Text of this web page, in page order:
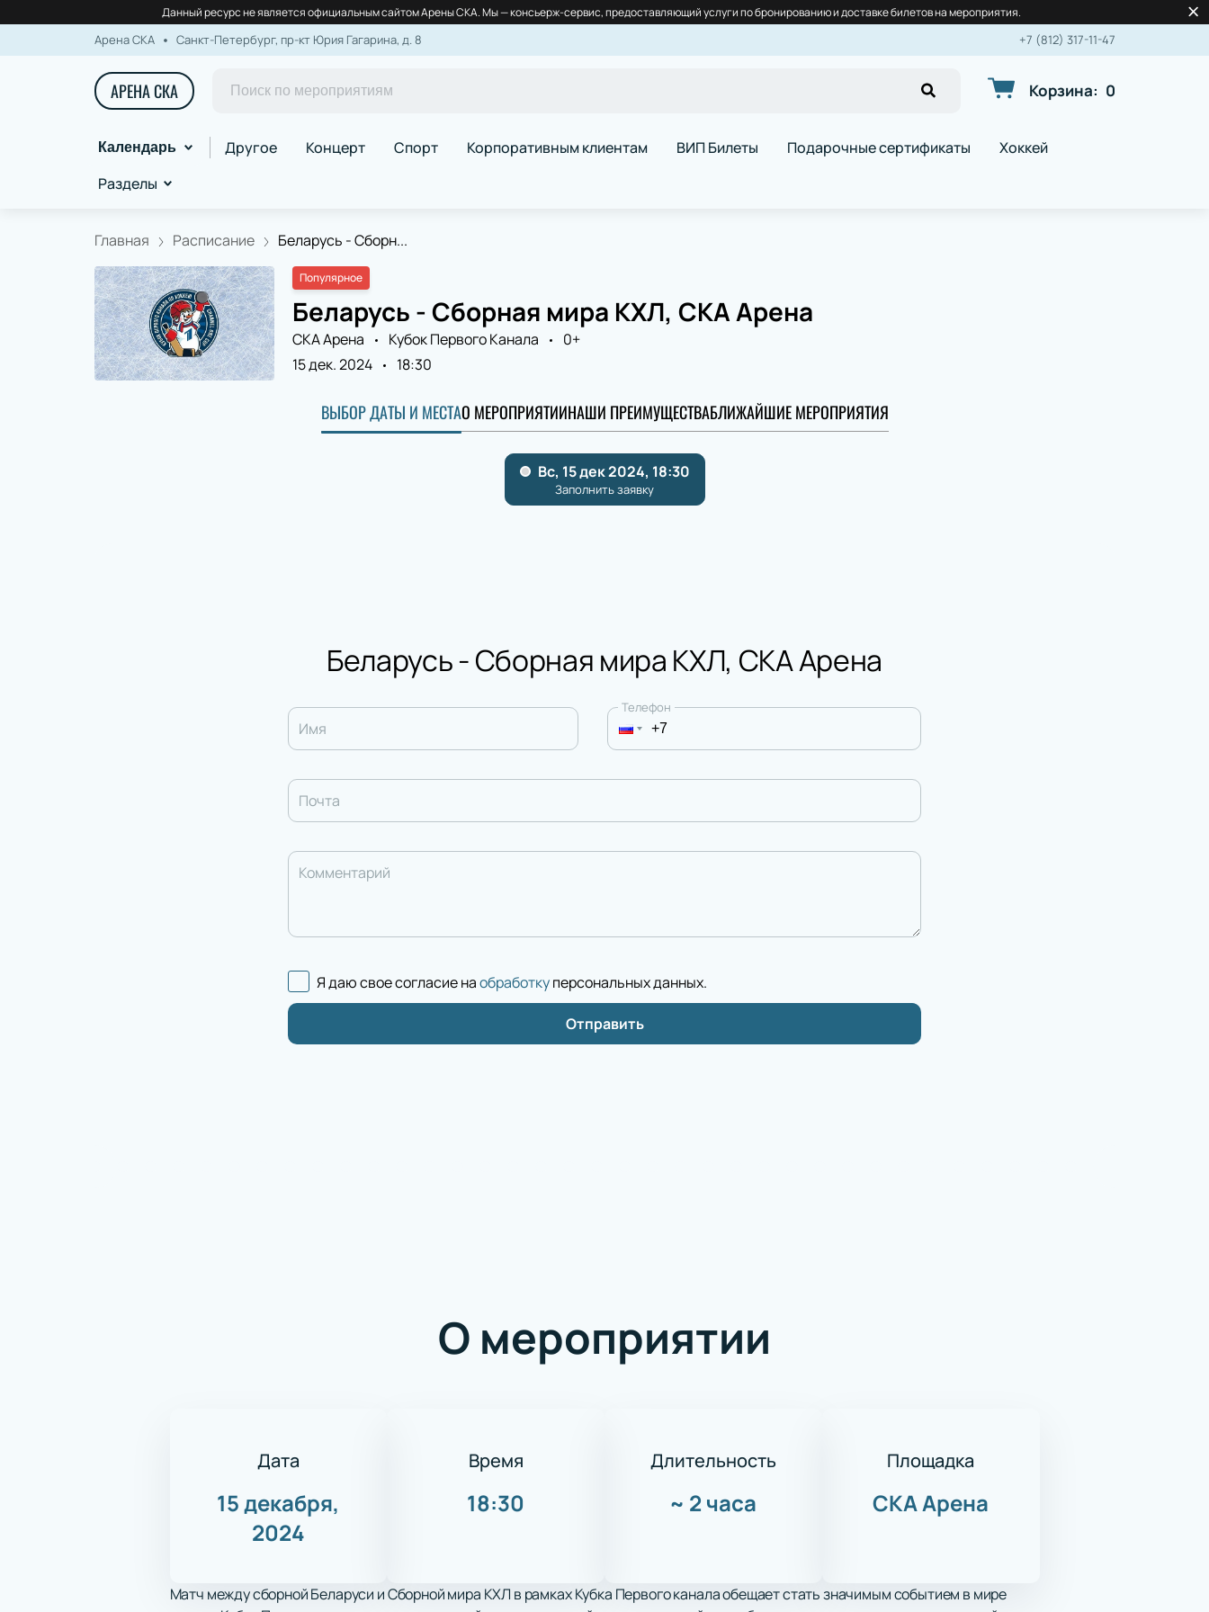
Данный ресурс не является официальным сайтом Арены СКА. Мы — консьерж-сервис, предоставляющий услуги по бронированию и доставке билетов на мероприятия.
Арена СКА Санкт-Петербург, пр-кт Юрия Гагарина, д. 8 +7 (812) 317-11-47
АРЕНА СКА Корзина: 0
Календарь Другое Концерт Спорт Корпоративным клиентам ВИП Билеты Подарочные сертификаты
Хоккей
Разделы
Главная Расписание Беларусь - Сборн...
Популярное
Беларусь - Сборная мира КХЛ, СКА Арена
СКА Арена Кубок Первого Канала
0+
15 дек. 2024
18:30
ВЫБОР ДАТЫ И МЕСТАО МЕРОПРИЯТИИНАШИ ПРЕИМУЩЕСТВАБЛИЖАЙШИЕ МЕРОПРИЯТИЯ
Беларусь - Сборная мира КХЛ, СКА Арена
Имя
Телефон
Почта
Комментарий
Я даю свое согласие наобработкуперсональных данных.
Отправить
О мероприятии
Дата
15 декабря,
2024
Время
18:30
Длительность
~ 2 часа
Площадка
СКА Арена
Матч между сборной Беларуси и Сборной мира КХЛ в рамках Кубка Первого канала обещает стать значимым событием в мире